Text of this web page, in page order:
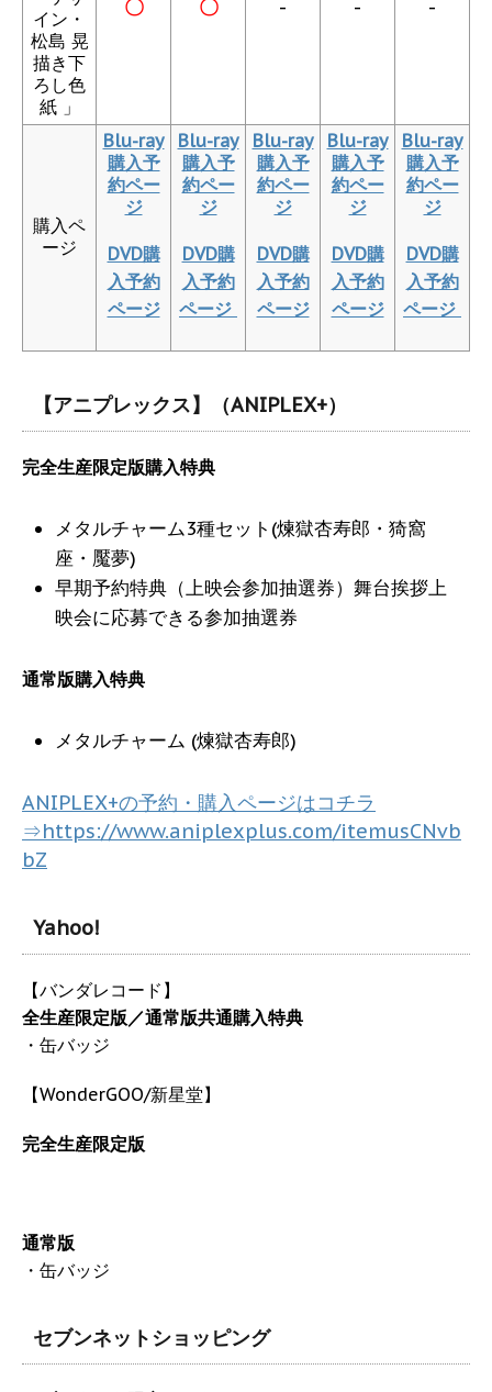
イン・
松島 晃
描き下
ろし色
紙 」
〇 〇 - - -
購入ペ
ージ
Blu-ray
購入予
約ペー
ジ
DVD購
入予約
ページ
Blu-ray
購入予
約ペー
ジ
DVD購
入予約
ページ
Blu-ray
購入予
約ペー
ジ
DVD購
入予約
ページ
Blu-ray
購入予
約ペー
ジ
DVD購
入予約
ページ
Blu-ray
購入予
約ペー
ジ
DVD購
入予約
ページ
【アニプレックス】（ANIPLEX+）
完全生産限定版購入特典
メタルチャーム3種セット(煉獄杏寿郎・猗窩
座・魘夢)
早期予約特典（上映会参加抽選券）舞台挨拶上
映会に応募できる参加抽選券
通常版購入特典
メタルチャーム (煉獄杏寿郎)
ANIPLEX+の予約・購入ページはコチラ
⇒https://www.aniplexplus.com/itemusCNvb
bZ
Yahoo!
【バンダレコード】
全生産限定版／通常版共通購入特典
・缶バッジ
【WonderGOO/新星堂】
完全生産限定版
通常版
・缶バッジ
セブンネットショッピング